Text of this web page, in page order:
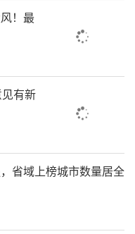
都是山姆会员
！最
有新
省域上榜城市数量居全